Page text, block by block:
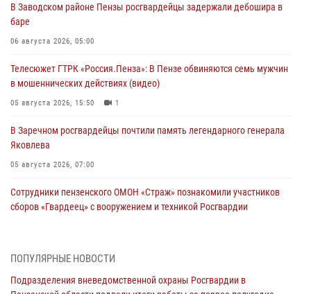
В Заводском районе Пензы росгвардейцы задержали дебошира в
баре
06 августа 2026, 05:00
Телесюжет ГТРК «Россия.Пенза»: В Пензе обвиняются семь мужчин
в мошеннических действиях (видео)
05 августа 2026, 15:50 1
В Заречном росгвардейцы почтили память легендарного генерала
Яковлева
05 августа 2026, 07:00
Сотрудники пензенского ОМОН «Страж» познакомили участников
сборов «Гвардеец» с вооружением и техникой Росгвардии
В Пензе сотрудники Росгвардии оказали помощь
05 августа 2026, 04:00
ПОПУЛЯРНЫЕ НОВОСТИ
Подразделения вневедомственной охраны Росгвардии в